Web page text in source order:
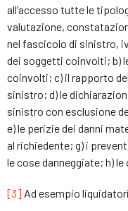
all’accesso tutte le
valutazione,
nel fascicolo di sinistro,
dei soggetti coinvolti; b)
coinvolti; c) il rapporto
sinistro; d) le
sinistro con esclusione
e) le perizie dei danni
al richiedente; g) i
le cose danneggiate; h)
[3] Ad esempio liquidatori.